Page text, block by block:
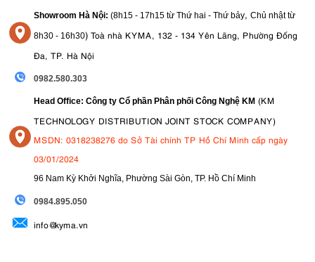
Showroom Hà Nội: (8h15 - 17h15 từ Thứ hai - Thứ bảy, Chủ nhật từ
8h30 - 16h30) Toà nhà KYMA, 132 - 134 Yên Lãng, Phường Đống
Đa, TP. Hà Nội
0982.580.303
Head Office: Công ty Cổ phần Phân phối Công Nghệ KM (KM
TECHNOLOGY DISTRIBUTION JOINT STOCK COMPANY)
MSDN: 0318238276 do Sở Tài chính TP Hồ Chí Minh cấp ngày
03/01/2024
96 Nam Kỳ Khởi Nghĩa, Phường Sài Gòn, TP. Hồ Chí Minh
0984.895.050
info@kyma.vn